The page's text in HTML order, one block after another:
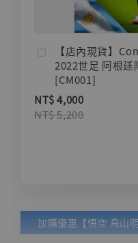
【店內現貨】
2022世足 阿根
[CM001]
NT$ 4,000
NT$ 5,200